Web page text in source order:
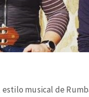
musical de